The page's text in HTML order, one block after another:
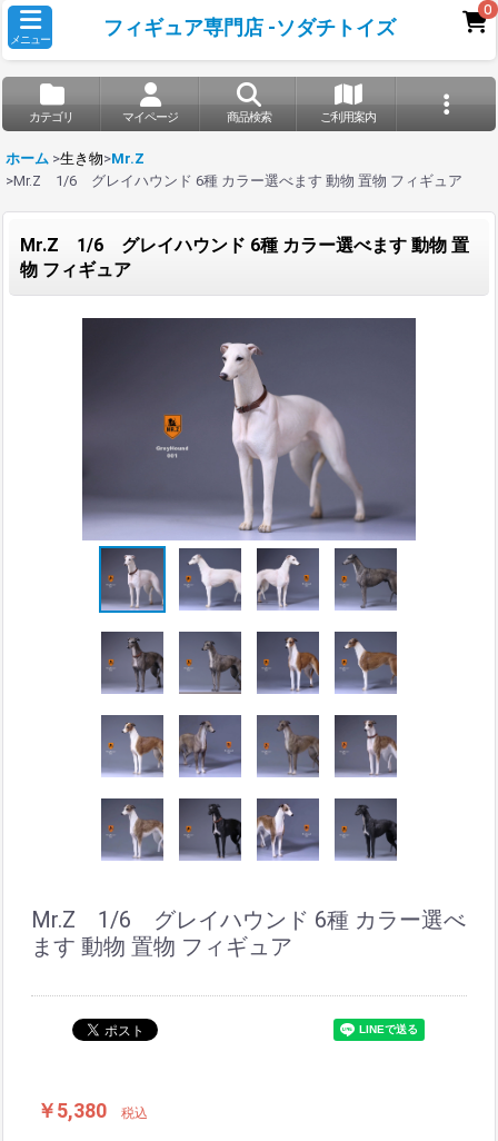
メニュー
フィギュア専門店 -ソダチトイズ
0
カテゴリ マイページ 商品検索 ご利用案内
ホーム >生き物>Mr.Z
>Mr.Z 1/6 グレイハウンド 6種 カラー選べます 動物 置物 フィギュア
Mr.Z 1/6 グレイハウンド 6種 カラー選べます 動物 置
物 フィギュア
Mr.Z 1/6 グレイハウンド 6種 カラー選べ
ます 動物 置物 フィギュア
￥5,380 税込